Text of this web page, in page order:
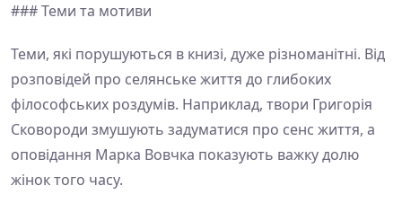
### Теми та мотиви
Теми, які порушуються в книзі, дуже різноманітні. Від
розповідей про селянське життя до глибоких
філософських роздумів. Наприклад, твори Григорія
Сковороди змушують задуматися про сенс життя, а
оповідання Марка Вовчка показують важку долю
жінок того часу.